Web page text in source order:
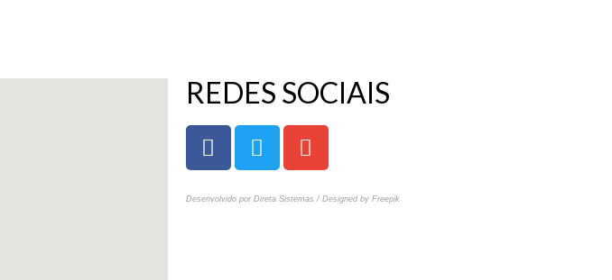
REDES SOCIAIS
Desenvolvido por Direta Sistemas / Designed by Freepik